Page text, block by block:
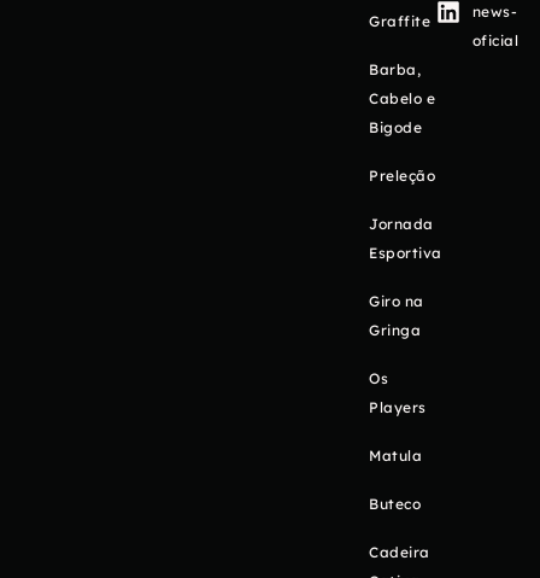
Graffite
Barba,
Cabelo e
Bigode
Preleção
Jornada
Esportiva
Giro na
Gringa
Os
Players
Matula
Buteco
Cadeira
news-
oficial